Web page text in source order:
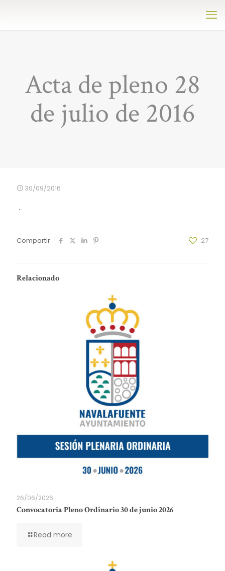
Acta de pleno 28
de julio de 2016
30/09/2016
.
Compartir 27
Relacionado
26/06/2026
Convocatoria Pleno Ordinario 30 de junio 2026
Read more